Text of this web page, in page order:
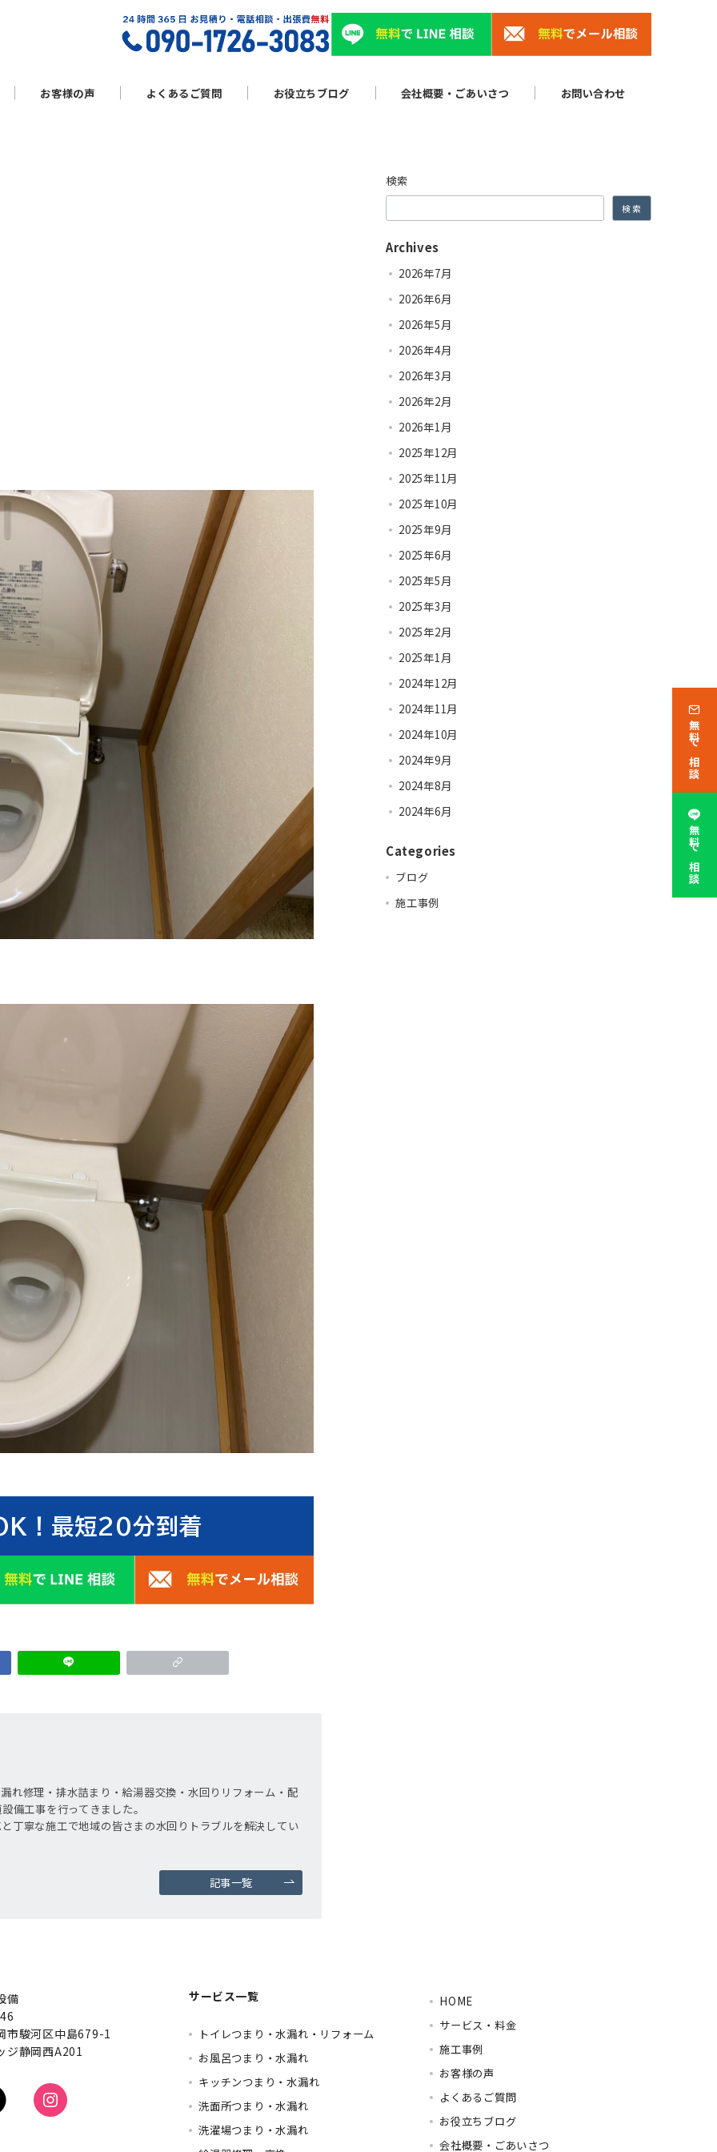
お客様の声 よくあるご質問 お役立ちブログ 会社概要・ごあいさつ お問い合わせ
！最短20分到着
れ修理・排水詰まり・給湯器交換・水回りリフォーム・配
備工事を行ってきました。
丁寧な施工で地域の皆さまの水回りトラブルを解決してい
記事一覧
検索
検索
Archives
2026年7月
2026年6月
2026年5月
2026年4月
2026年3月
2026年2月
2026年1月
2025年12月
2025年11月
2025年10月
2025年9月
2025年6月
2025年5月
2025年3月
2025年2月
2025年1月
2024年12月
2024年11月
2024年10月
2024年9月
2024年8月
2024年6月
Categories
ブログ
施工事例
備
市駿河区中島679-1
ジ静岡西A201
サービス一覧
トイレつまり・水漏れ・リフォーム
お風呂つまり・水漏れ
キッチンつまり・水漏れ
洗面所つまり・水漏れ
洗濯場つまり・水漏れ
HOME
サービス・料金
施工事例
お客様の声
よくあるご質問
お役立ちブログ
会社概要・ごあいさつ
無料で相談
無料で相談